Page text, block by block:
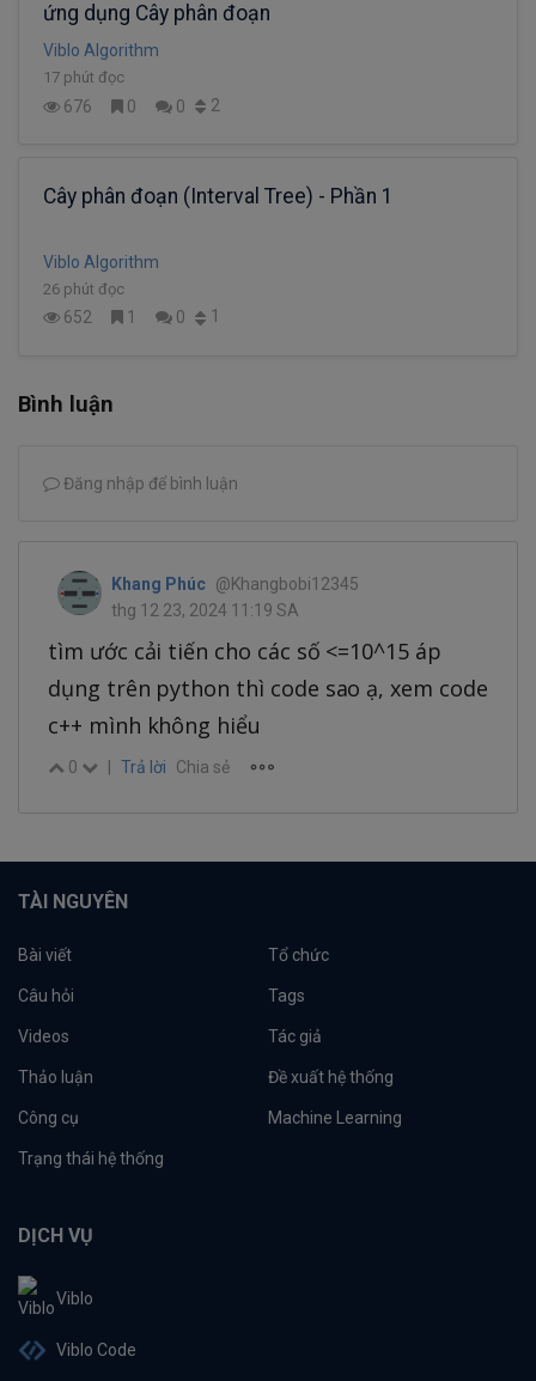
ứng dụng Cây phân đoạn
Viblo Algorithm
17 phút đọc
676 0 0 2
Cây phân đoạn (Interval Tree) - Phần 1
Viblo Algorithm
26 phút đọc
652 1 0 1
Bình luận
Đăng nhập để bình luận
Khang Phúc @Khangbobi12345
thg 12 23, 2024 11:19 SA
tìm ước cải tiến cho các số <=10^15 áp
dụng trên python thì code sao ạ, xem code
c++ mình không hiểu
0 Trả lời Chia sẻ
TÀI NGUYÊN
Bài viết Tổ chức
Câu hỏi Tags
Videos Tác giả
Thảo luận Đề xuất hệ thống
Công cụ Machine Learning
Trạng thái hệ thống
DỊCH VỤ
Viblo
Viblo Code